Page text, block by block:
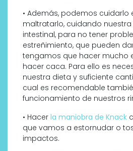
• Además, podemos cuidarlo
maltratarlo, cuidando
intestinal, para no tener
estreñimiento, que pueden
tengamos que hacer mucho
hacer caca. Para ello es
nuestra dieta y suficiente
cual es recomendable
funcionamiento de nuestros
• Hacer la maniobra de Knack
que vamos a estornudar o
impactos.